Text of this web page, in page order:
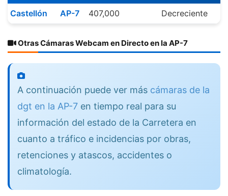
Castellón AP-7 407,000 Decreciente
Otras Cámaras Webcam en Directo en la AP-7
A continuación puede ver más cámaras de la
dgt en la AP-7 en tiempo real para su
información del estado de la Carretera en
cuanto a tráfico e incidencias por obras,
retenciones y atascos, accidentes o
climatología.